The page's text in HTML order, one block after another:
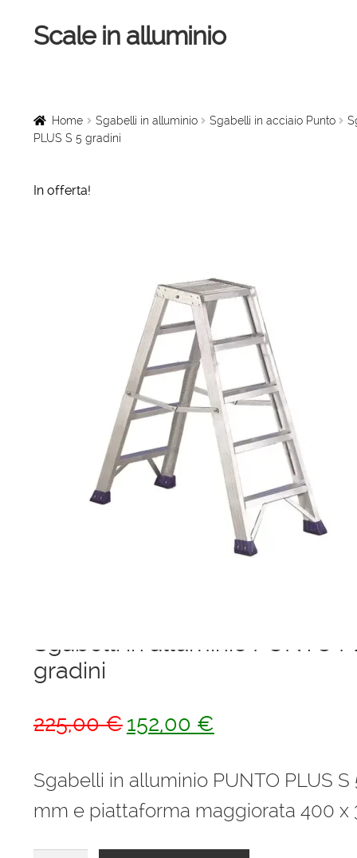
Vai
alla
Vai
al
Scale in alluminio
Scale a chiocciola
Scale in alluminio
Parapetti Ringhiere Balaustre in acciaio e alluminio
Home Sgabelli in alluminio Sgabelli in acciaio Punto
PLUS S 5 gradini
In offerta!
Sgabelli in alluminio PUNTO
gradini
225,00€ Il
originale
era:
152,00 €
attuale
152,00 €.
Sgabelli in alluminio PUNTO PLUS
mm e piattaforma maggiorata 400 x